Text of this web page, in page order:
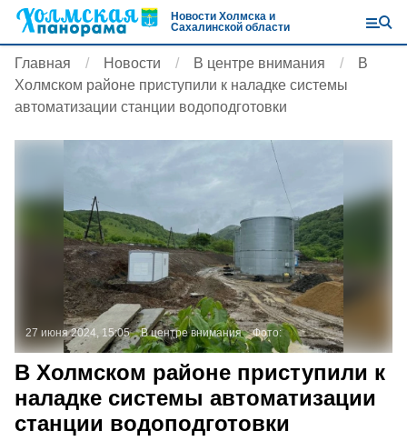
Новости Холмска и
Сахалинской области
Главная Новости В центре внимания
В
Холмском районе приступили к наладке системы
автоматизации станции водоподготовки
27 июня 2024, 15:05 В центре внимания Фото:
В Холмском районе приступили к
наладке системы автоматизации
станции водоподготовки